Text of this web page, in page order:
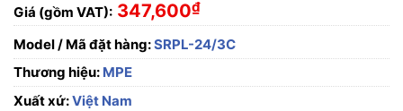
Giá (gồm VAT): 347,600₫
Model / Mã đặt hàng:SRPL-24/3C
Thương hiệu: MPE
Xuất xứ:Việt Nam